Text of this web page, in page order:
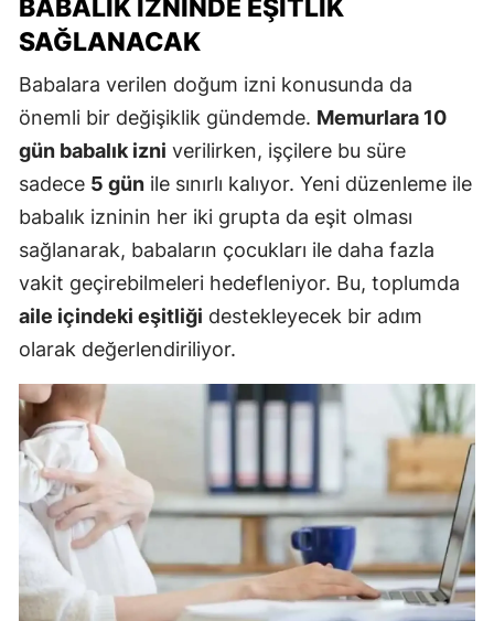
BABALIK İZNINDE EŞITLIK
SAĞLANACAK
Babalara verilen doğum izni konusunda da
önemli bir değişiklik gündemde. Memurlara 10
gün babalık izni verilirken, işçilere bu süre
sadece 5 gün ile sınırlı kalıyor. Yeni düzenleme ile
babalık izninin her iki grupta da eşit olması
sağlanarak, babaların çocukları ile daha fazla
vakit geçirebilmeleri hedefleniyor. Bu, toplumda
aile içindeki eşitliği destekleyecek bir adım
olarak değerlendiriliyor.